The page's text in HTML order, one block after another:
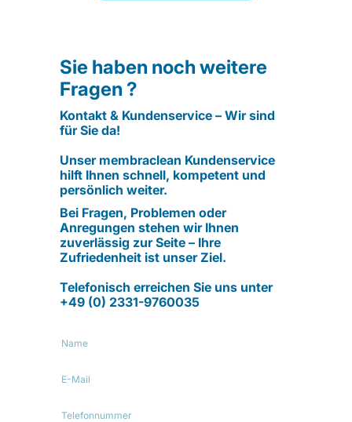
Sie haben noch weitere
Fragen ?
Kontakt & Kundenservice – Wir sind
für Sie da!
Unser membraclean Kundenservice
hilft Ihnen schnell, kompetent und
persönlich weiter.
Bei Fragen, Problemen oder
Anregungen stehen wir Ihnen
zuverlässig zur Seite – Ihre
Zufriedenheit ist unser Ziel.
Telefonisch erreichen Sie uns unter
+49 (0) 2331-9760035
Name
E-
Telefonnummer